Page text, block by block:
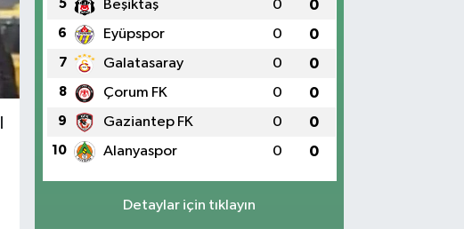
5 Beşiktaş 0 0
6 Eyüpspor 0 0
7 Galatasaray 0 0
8 Çorum FK 0 0
9 Gaziantep FK 0 0
10 Alanyaspor 0 0
Detaylar için tıklayın